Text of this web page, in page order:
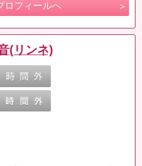
ロフィールへ
(リンネ)